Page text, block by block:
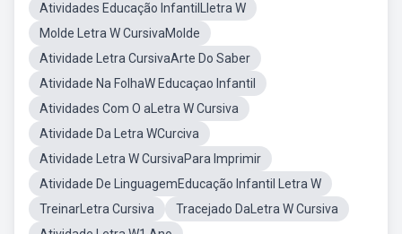
Atividades Educação InfantilLletra W
Molde Letra W CursivaMolde
Atividade Letra CursivaArte Do Saber
Atividade Na FolhaW Educaçao Infantil
Atividades Com O aLetra W Cursiva
Atividade Da Letra WCurciva
Atividade Letra W CursivaPara Imprimir
Atividade De LinguagemEducação Infantil Letra W
TreinarLetra Cursiva
Tracejado DaLetra W Cursiva